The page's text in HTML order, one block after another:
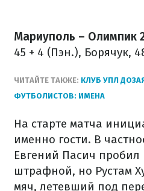
Мариуполь – Олимпик
45 + 4 (Пэн.), Борячук,
ЧИТАЙТЕ ТАКЖЕ: КЛУБ УПЛ
ФУТБОЛИСТОВ: ИМЕНА
На старте матча
именно гости. В
Евгений Пасич пробил
штрафной, но Рустам
мяч, летевший под